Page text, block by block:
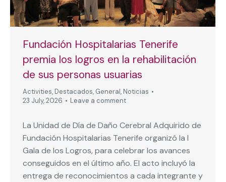
Fundación Hospitalarias Tenerife
premia los logros en la rehabilitación
de sus personas usuarias
Activities, Destacados, General, Noticias
23 July, 2026
Leave a comment
La Unidad de Día de Daño Cerebral Adquirido de
Fundación Hospitalarias Tenerife organizó la I
Gala de los Logros, para celebrar los avances
conseguidos en el último año. El acto incluyó la
entrega de reconocimientos a cada integrante y